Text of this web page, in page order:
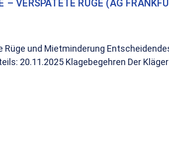
– VERSPÄTETE RÜGE (AG
und Mietminderung
20.11.2025 Klagebegehren Der